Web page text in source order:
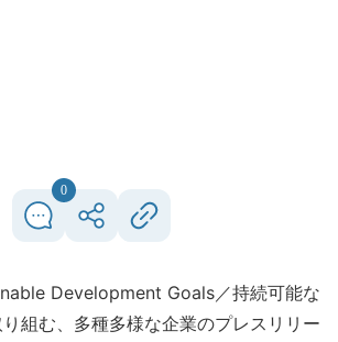
0
Development Goals／持続可能な
組む、多種多様な企業のプレスリリー